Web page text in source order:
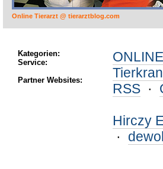
Online Tierarzt @ tierarztblog.com
Kategorien:
Service:
Partner Websites:
RSS ·
Hirczy
·